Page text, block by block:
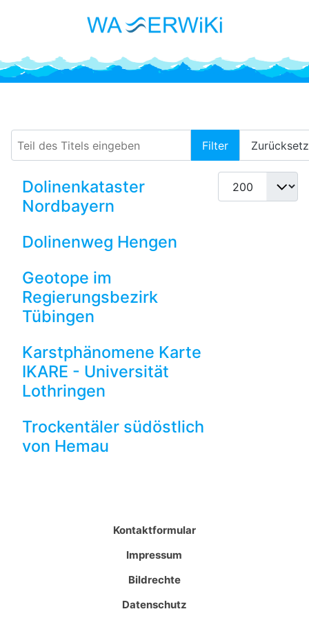
Filter
Anzeige #
Dolinenkataster
Nordbayern
Dolinenweg Hengen
Geotope im
Regierungsbezirk
Tübingen
Karstphänomene Karte
IKARE - Universität
Lothringen
Trockentäler südöstlich
von Hemau
Kontaktformular
Impressum
Bildrechte
Datenschutz